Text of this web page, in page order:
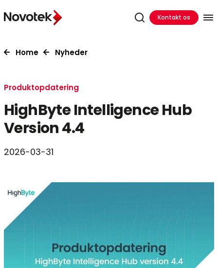
Kontakt os
Home Nyheder
Produktopdatering
HighByte Intelligence Hub
Version 4.4
2026-03-31